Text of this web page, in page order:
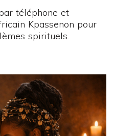
téléphone et
Kpassenon pour
spirituels.